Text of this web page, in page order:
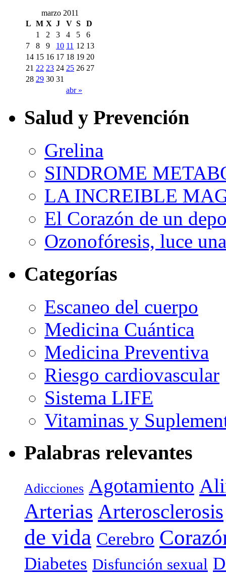
marzo 2011
L M X J V S D
abr »
1 2 3 4 5
6
7
8 9 10 11 12 13
14 15 16 17 18 19 20
21 22 23 24 25 26 27
28 29 30 31
Salud y Prevención
Grelina
SINDROME
LA INCREIBLE
El Corazón de un
Ozonofóresis, luce
Categorías
Escaneo del cuerpo
Medicina Cuántica
Medicina Preventiva
Riesgo cardiovascular
Sistema LIFE
Vitaminas y
Palabras relevantes
Adicciones Agotamiento
Arterias Arterosclerosis
de vida Cerebro
Diabetes Disfunción sexual